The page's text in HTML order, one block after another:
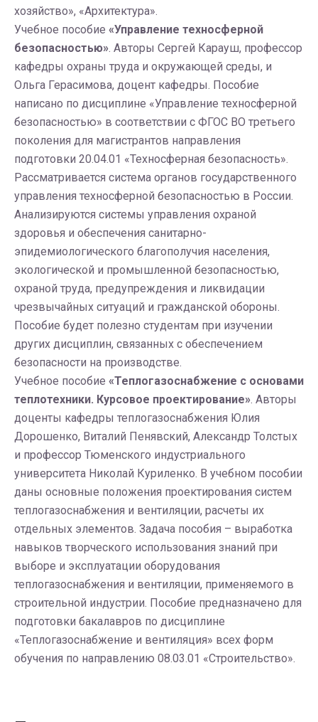
хозяйство», «Архитектура».
Учебное пособие «Управление техносферной
безопасностью». Авторы Сергей Карауш, профессор
кафедры охраны труда и окружающей среды, и
Ольга Герасимова, доцент кафедры. Пособие
написано по дисциплине «Управление техносферной
безопасностью» в соответствии с ФГОС ВО третьего
поколения для магистрантов направления
подготовки 20.04.01 «Техносферная безопасность».
Рассматривается система органов государственного
управления техносферной безопасностью в России.
Анализируются системы управления охраной
здоровья и обеспечения санитарно-
эпидемиологического благополучия населения,
экологической и промышленной безопасностью,
охраной труда, предупреждения и ликвидации
чрезвычайных ситуаций и гражданской обороны.
Пособие будет полезно студентам при изучении
других дисциплин, связанных с обеспечением
безопасности на производстве.
Учебное пособие «Теплогазоснабжение с основами
теплотехники. Курсовое проектирование». Авторы
доценты кафедры теплогазоснабжения Юлия
Дорошенко, Виталий Пенявский, Александр Толстых
и профессор Тюменского индустриального
университета Николай Куриленко. В учебном пособии
даны основные положения проектирования систем
теплогазоснабжения и вентиляции, расчеты их
отдельных элементов. Задача пособия – выработка
навыков творческого использования знаний при
выборе и эксплуатации оборудования
теплогазоснабжения и вентиляции, применяемого в
строительной индустрии. Пособие предназначено для
подготовки бакалавров по дисциплине
«Теплогазоснабжение и вентиляция» всех форм
обучения по направлению 08.03.01 «Строительство».